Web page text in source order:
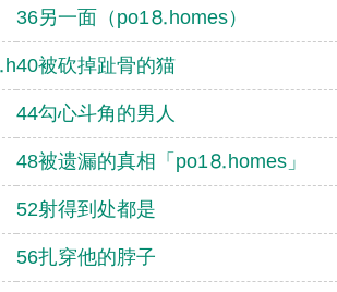
36另一面（po1⒏homes）
」
40被砍掉趾骨的猫
44勾心斗角的男人
48被遗漏的真相「po1⒏homes」
52射得到处都是
56扎穿他的脖子